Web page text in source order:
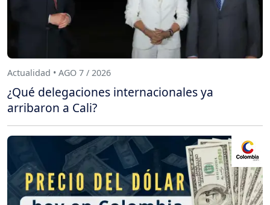
Actualidad • AGO 7 / 2026
¿Qué delegaciones internacionales ya
arribaron a Cali?